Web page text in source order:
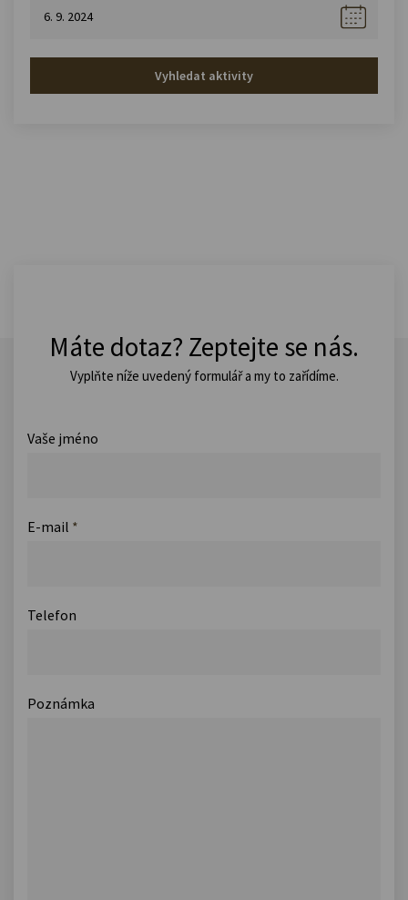
Vyhledat aktivity
Máte dotaz? Zeptejte se nás.
Vyplňte níže uvedený formulář a my to zařídíme.
Vaše jméno
E-mail *
Telefon
Poznámka